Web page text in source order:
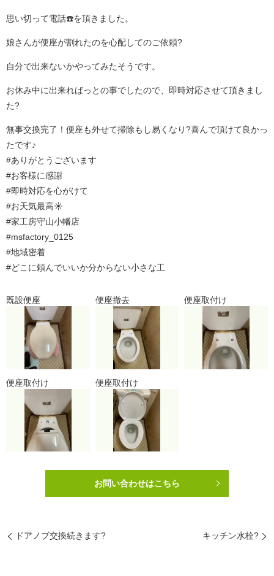
思い切って電話☎️を頂きました。
娘さんが便座が割れたのを心配してのご依頼?
自分で出来ないかやってみたそうです。
お休み中に出来ればっとの事でしたので、即時対応させて頂きまし
た?
無事交換完了！便座も外せて掃除もし易くなり?喜んで頂けて良かっ
たです♪
#ありがとうございます
#お客様に感謝
#即時対応を心がけて
#お天気最高☀️
#家工房守山小幡店
#msfactory_0125
#地域密着
#どこに頼んでいいか分からない小さな工
既設便座 便座撤去 便座取付け
便座取付け 便座取付け
お問い合わせはこちら
ドアノブ交換続きます? キッチン水栓?